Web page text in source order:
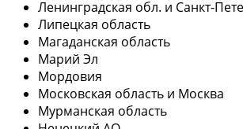
Ленинградская обл. и Санкт-
Липецкая область
Магаданская область
Марий Эл
Мордовия
Московская область и Москва
Мурманская область